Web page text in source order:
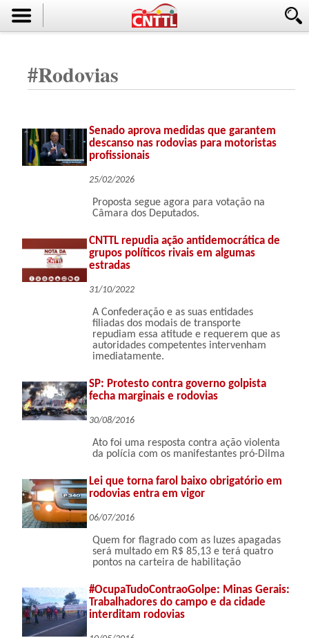
#Rodovias
Senado aprova medidas que garantem
descanso nas rodovias para motoristas
profissionais
25/02/2026
Proposta segue agora para votação na
Câmara dos Deputados.
CNTTL repudia ação antidemocrática de
grupos políticos rivais em algumas
estradas
31/10/2022
A Confederação e as suas entidades
filiadas dos modais de transporte
repudiam essa atitude e requerem que as
autoridades competentes intervenham
imediatamente.
SP: Protesto contra governo golpista
fecha marginais e rodovias
30/08/2016
Ato foi uma resposta contra ação violenta
da polícia com os manifestantes pró-Dilma
Lei que torna farol baixo obrigatório em
rodovias entra em vigor
06/07/2016
Quem for flagrado com as luzes apagadas
será multado em R$ 85,13 e terá quatro
pontos na carteira de habilitação
#OcupaTudoContraoGolpe: Minas Gerais:
Trabalhadores do campo e da cidade
interditam rodovias